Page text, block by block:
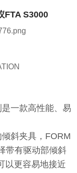
FTA S3000
一款高性能、易
斜夹具，FORM
带有驱动部倾斜
以更容易地接近